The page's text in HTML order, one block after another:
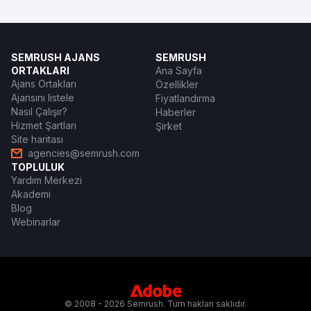
SEMRUSH AJANS
ORTAKLARI
Ajans Ortakları
Ajansını listele
Nasıl Çalışır?
Hizmet Şartları
Site haritası
agencies@semrush.com
SEMRUSH
Ana Sayfa
Özellikler
Fiyatlandırma
Haberler
Şirket
TOPLULUK
Yardım Merkezi
Akademi
Blog
Webinarlar
© 2008 - 2026 Semrush. Tüm hakları saklıdır.